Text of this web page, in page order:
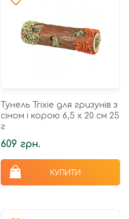
Тунель Trixie для гризунів з
сіном і корою 6,5 х 20 см 25
г
609 грн.
КУПИТИ